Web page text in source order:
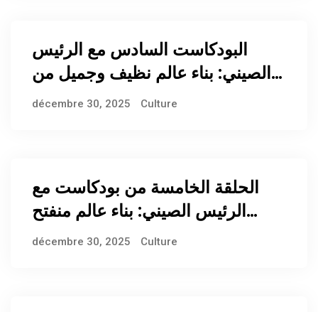
البودكاست السادس مع الرئيس
الصيني: بناء عالم نظيف وجميل من
خلال السعي لتحقيق تنمية خضراء
décembre 30, 2025 Culture
الحلقة الخامسة من بودكاست مع
الرئيس الصيني: بناء عالم منفتح
وشامل من خلال التبادل والتعلم
décembre 30, 2025 Culture